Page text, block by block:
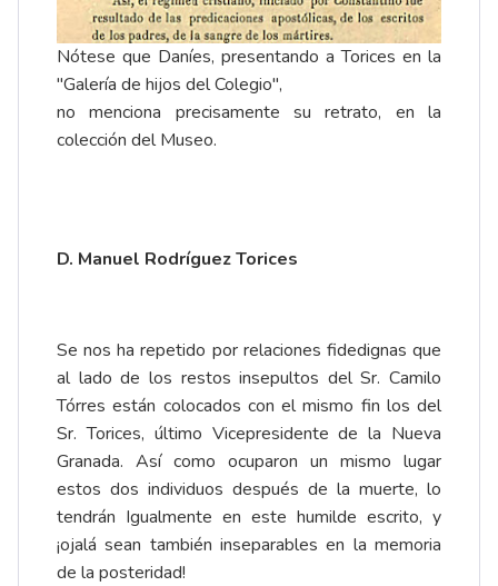
Nótese que Daníes, presentando a Torices en la
"Galería de hijos del Colegio",
no menciona precisamente su retrato, en la
colección del Museo.
D. Manuel Rodríguez Torices
Se nos ha repetido por relaciones fidedignas que
al lado de los restos insepultos del Sr. Camilo
Tórres están colocados con el mismo fin los del
Sr. Torices, último Vicepresidente de la Nueva
Granada. Así como ocuparon un mismo lugar
estos dos individuos después de la muerte, lo
tendrán Igualmente en este humilde escrito, y
¡ojalá sean también inseparables en la memoria
de la posteridad!